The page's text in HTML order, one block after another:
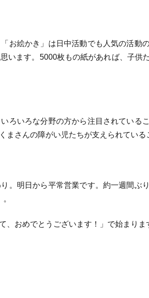
お絵かき」は日中活動でも人気の活動
います。5000枚もの紙があれば、子供
ろいろな分野の方から注目されている
まさんの障がい児たちが支えられている
。明日から平常営業です。約一週間ぶ
。
おめでとうございます！」で始まりま